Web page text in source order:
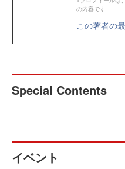
の内容です
この著者の
Special Contents
イベント